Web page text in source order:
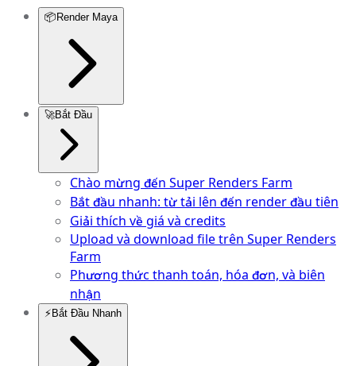
📦 Render Maya
🚀Bắt Đầu
Chào mừng đến Super Renders Farm
Bắt đầu nhanh: từ tải lên đến render đầu tiên
Giải thích về giá và credits
Upload và download file trên Super Renders
Farm
Phương thức thanh toán, hóa đơn, và biên
nhận
⚡ Bắt Đầu Nhanh